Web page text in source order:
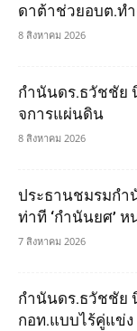
ดาต้าช่วยอบต.ทำ
8 สิงหาคม 2026
กำนันดร.ธวัชชัย
จการแผ่นดิน
8 สิงหาคม 2026
ประธานชมรมกำ
ท่าที ‘กำนันยศ’
7 สิงหาคม 2026
กำนันดร.ธวัชชัย
กอท.แบบไร้คู่แข่ง